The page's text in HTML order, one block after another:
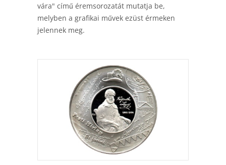
vára" című éremsorozatát mutatja be,
melyben a grafikai művek ezüst érmeken
jelennek meg.